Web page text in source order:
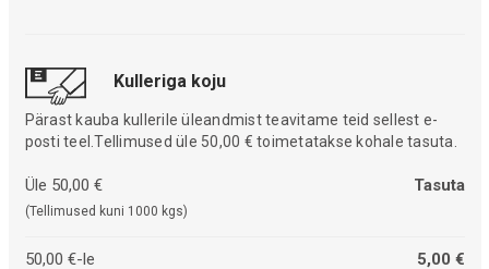
Kulleriga koju
Pärast kauba kullerile üleandmist teavitame teid sellest e-
posti teel.Tellimused üle 50,00 € toimetatakse kohale tasuta.
Üle 50,00 €
(Tellimused kuni 1000 kgs)
Tasuta
50,00 €-le 5,00 €